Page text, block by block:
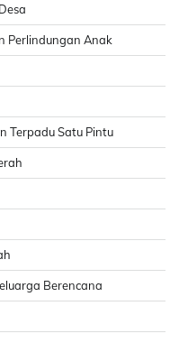
Perlindungan Anak
Terpadu Satu Pintu
Berencana